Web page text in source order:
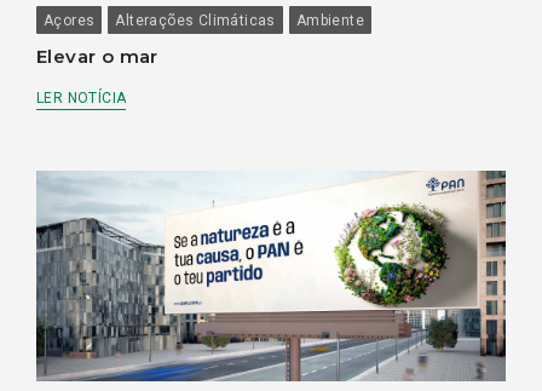
Açores Alterações Climáticas Ambiente
Elevar o mar
LER NOTÍCIA